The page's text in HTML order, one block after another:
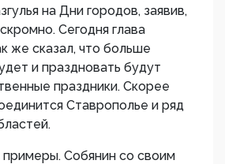
на Дни городов, заявив,
Сегодня глава
же сказал, что больше
и праздновать будут
праздники. Скорее
Ставрополье и ряд
примеры. Собянин со своим